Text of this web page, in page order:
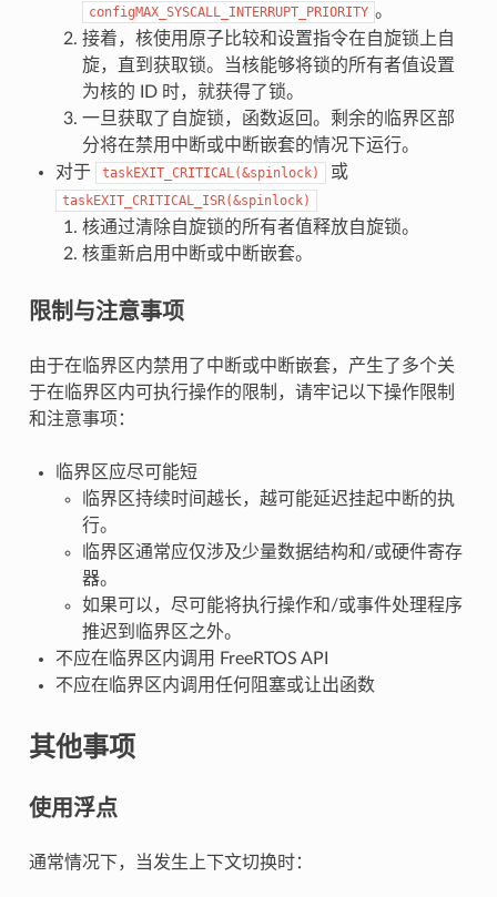
configMAX_SYSCALL_INTERRUPT_PRIORITY 。
接着，核使用原子比较和设置指令在自旋锁上自
旋，直到获取锁。当核能够将锁的所有者值设置
为核的 ID 时，就获得了锁。
一旦获取了自旋锁，函数返回。剩余的临界区部
分将在禁用中断或中断嵌套的情况下运行。
对于
taskEXIT_CRITICAL(&spinlock) 或
taskEXIT_CRITICAL_ISR(&spinlock)
核通过清除自旋锁的所有者值释放自旋锁。
核重新启用中断或中断嵌套。
限制与注意事项
由于在临界区内禁用了中断或中断嵌套，产生了多个关
于在临界区内可执行操作的限制，请牢记以下操作限制
和注意事项：
临界区应尽可能短
临界区持续时间越长，越可能延迟挂起中断的执
行。
临界区通常应仅涉及少量数据结构和/或硬件寄存
器。
如果可以，尽可能将执行操作和/或事件处理程序
推迟到临界区之外。
不应在临界区内调用 FreeRTOS API
不应在临界区内调用任何阻塞或让出函数
其他事项
使用浮点
通常情况下，当发生上下文切换时：